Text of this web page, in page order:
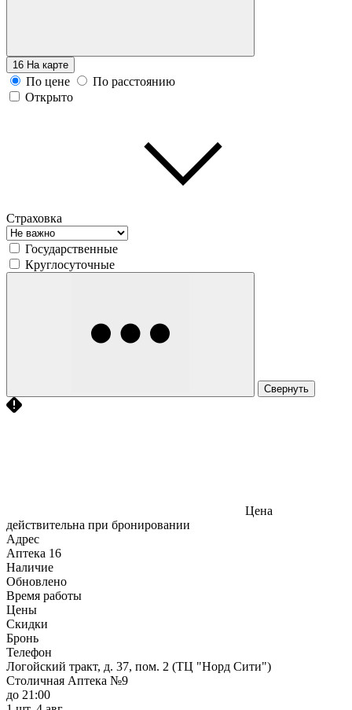
16 На карте
По цене
По расстоянию
Открыто
Страховка
Государственные
Круглосуточные
Свернуть
Цена
действительна при бронировании
Адрес
Аптека 16
Наличие
Обновлено
Время работы
Цены
Скидки
Бронь
Телефон
Логойский тракт, д. 37, пом. 2 (ТЦ "Норд Сити")
Столичная Аптека №9
до 21:00